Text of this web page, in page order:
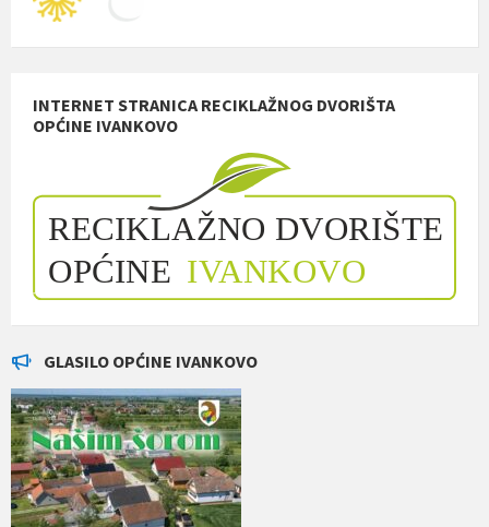
INTERNET STRANICA RECIKLAŽNOG DVORIŠTA
OPĆINE IVANKOVO
GLASILO OPĆINE IVANKOVO